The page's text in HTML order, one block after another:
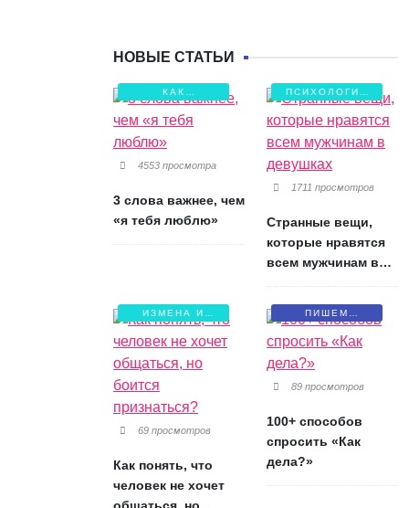
НОВЫЕ СТАТЬИ
КАК
СОХРАНИТЬ
ЛЮБОВЬ?
4553 просмотра
3 слова важнее, чем
«я тебя люблю»
ПСИХОЛОГИЯ
ЛЮБВИ
1711 просмотров
Странные вещи,
которые нравятся
всем мужчинам в
ИЗМЕНА И
БОЛЬ
69 просмотров
Как понять, что
человек не хочет
ПИШЕМ
ПИСЬМА
89 просмотров
100+ способов
спросить «Как
дела?»